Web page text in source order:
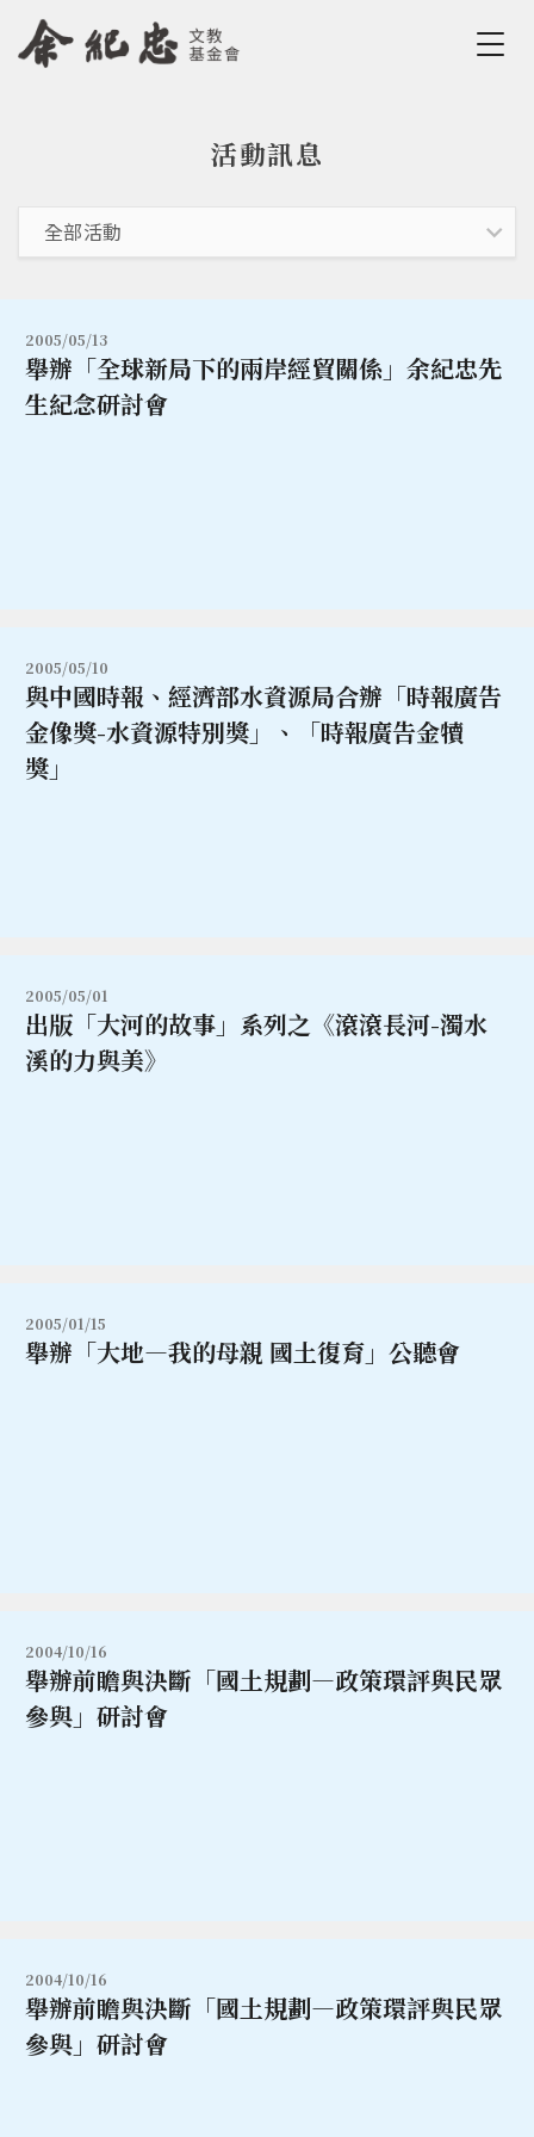
Jump to Navigation
Jump to Main content
活動訊息
2005/05/13
舉辦「全球新局下的兩岸經貿關係」余紀忠先
生紀念研討會
2005/05/10
與中國時報、經濟部水資源局合辦「時報廣告
金像獎-水資源特別獎」、「時報廣告金犢
獎」
2005/05/01
出版「大河的故事」系列之《滾滾長河-濁水
溪的力與美》
2005/01/15
舉辦「大地—我的母親 國土復育」公聽會
2004/10/16
舉辦前瞻與決斷「國土規劃—政策環評與民眾
參與」研討會
2004/10/16
舉辦前瞻與決斷「國土規劃—政策環評與民眾
參與」研討會